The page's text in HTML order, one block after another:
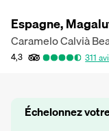
Espagne,
Caramelo Calvià
4,3 311
Échelonnez